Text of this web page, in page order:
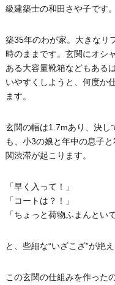
級建築士の和田さや子です。
築35年のわが家。大きなリ
時のままです。玄関にオシ
ある大容量靴箱などもあ
いやすくしようと、何度か
ます。
玄関の幅は1.7mあり、決し
も、小3の娘と年中の息子
関渋滞が起こります。
「早く入って！」
「コートは？！」
「ちょっと荷物ふまんとい
と、些細な“いざこざ”が絶え
この玄関の仕組みを作った